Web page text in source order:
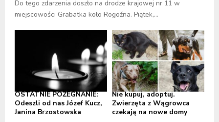
Do tego zdarzenia doszło na drodze krajowej nr 11 w
miejscowości Grabatka koło Rogoźna. Piątek,...
OSTATNIE POŻEGNANIE:
Odeszli od nas Józef Kucz,
Janina Brzostowska
Nie kupuj, adoptuj.
Zwierzęta z Wągrowca
czekają na nowe domy